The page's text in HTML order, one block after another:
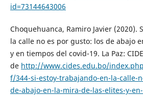
id=73144643006
Choquehuanca, Ramiro Javier (2020).
la calle no es por gusto: los de abajo
y en tiempos del covid-19. La Paz:
de http://www.cides.edu.bo/
f/344-si-estoy-trabajando-en-la-calle-
de-abajo-en-la-mira-de-las-elites-y-